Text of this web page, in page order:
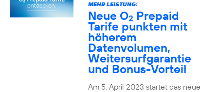
MEHR LEISTUNG:
Neue O2 Prepaid
Tarife punkten mit
höherem
Datenvolumen,
Weitersurfgarantie
und Bonus-Vorteil
Am 5. April 2023 startet das neue